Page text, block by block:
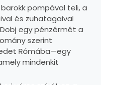
pompával teli, a
és zuhatagaival
egy pénzérmét a
szerint
Rómába—egy
mindenkit